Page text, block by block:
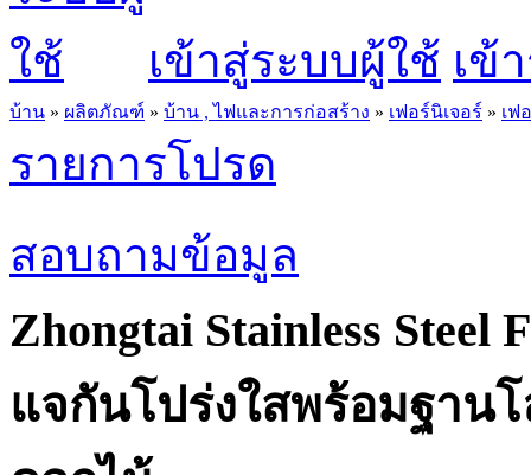
เข้าสู่ระบบผู้ใช้ เข้
บ้าน » ผลิตภัณฑ์ » บ้าน , ไฟและการก่อสร้าง » เฟอร์นิเจอร์ » เฟ
รายการโปรด
สอบถามข้อมูล
Zhongtai Stainless
แจกันโปร่งใสพร้อมฐาน